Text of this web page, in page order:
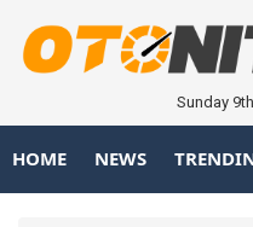
Sunday
HOME NEWS